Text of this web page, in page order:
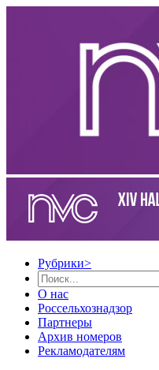
Рубрики>
О нас
Россельхознадзор
Партнеры
Архив номеров
Рекламодателям